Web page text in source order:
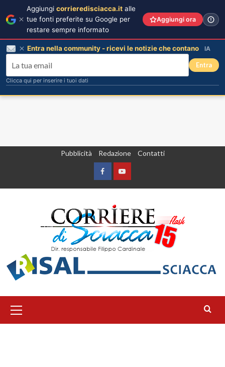
Pubblicità Redazione Contatti
FacebookYountube
principale
Aggiungi corrieredisciacca.it alle
tue fonti preferite su Google per
restare sempre informato
Aggiungi ora
Entra nella community - ricevi le notizie che contano IA
Entra
Clicca qui per inserire i tuoi dati